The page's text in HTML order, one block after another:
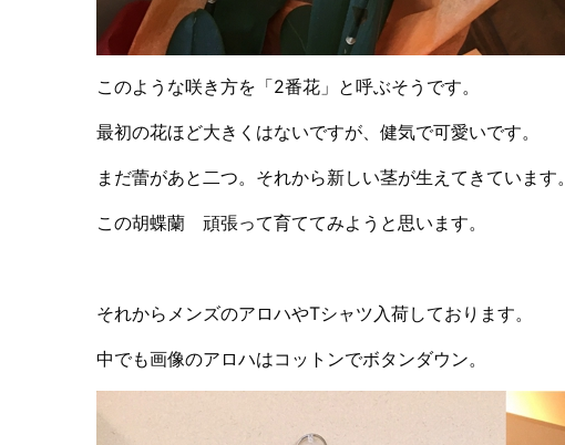
このような咲き方を「2番花」と呼ぶそうです。
最初の花ほど大きくはないですが、健気で可愛いです。
まだ蕾があと二つ。それから新しい茎が生えてきています。
この胡蝶蘭 頑張って育ててみようと思います。
それからメンズのアロハやTシャツ入荷しております。
中でも画像のアロハはコットンでボタンダウン。